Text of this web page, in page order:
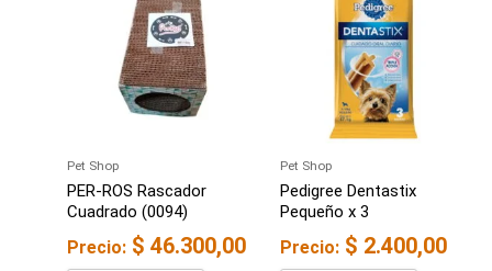
Pet Shop
PER-ROS Rascador
Cuadrado (0094)
Precio: $ 46.300,00
Pet Shop
Pedigree Dentastix
Pequeño x 3
Precio: $ 2.400,00